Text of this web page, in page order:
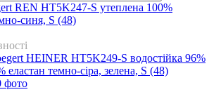
REN HT5K247-S утеплена 100%
синя, S (48)